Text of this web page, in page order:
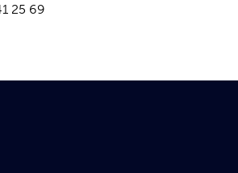
25 69